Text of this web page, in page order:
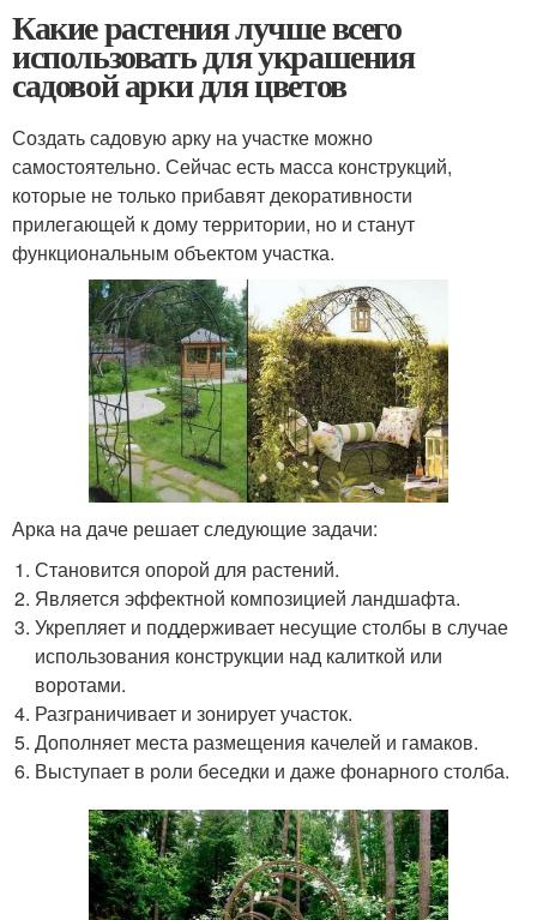
Какие растения лучше всего
использовать для украшения
садовой арки для цветов
Создать садовую арку на участке можно
самостоятельно. Сейчас есть масса конструкций,
которые не только прибавят декоративности
прилегающей к дому территории, но и станут
функциональным объектом участка.
Арка на даче решает следующие задачи:
Становится опорой для растений.
Является эффектной композицией ландшафта.
Укрепляет и поддерживает несущие столбы в случае
использования конструкции над калиткой или
воротами.
Разграничивает и зонирует участок.
Дополняет места размещения качелей и гамаков.
Выступает в роли беседки и даже фонарного столба.